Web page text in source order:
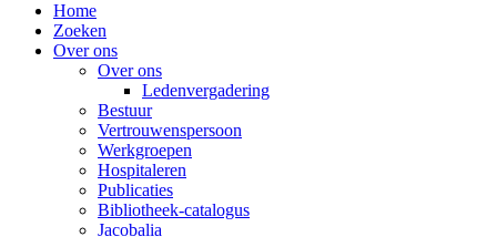
Home
Zoeken
Over ons
Over ons
Ledenvergadering
Bestuur
Vertrouwenspersoon
Werkgroepen
Hospitaleren
Publicaties
Bibliotheek-catalogus
Jacobalia